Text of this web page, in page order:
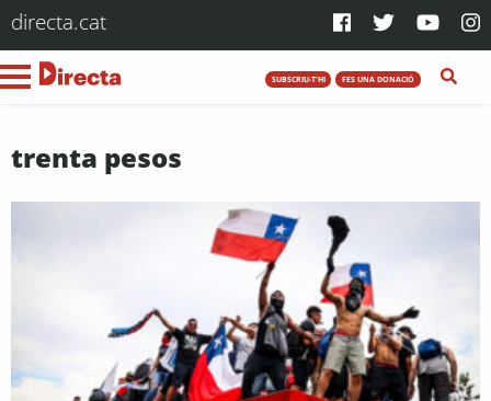
directa.cat
SUBSCRIU-T'HI FES UNA DONACIÓ
trenta pesos